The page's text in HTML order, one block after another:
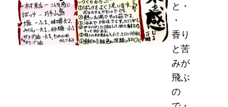
と・
・
香り
と苦
みが
飛ぶ
の